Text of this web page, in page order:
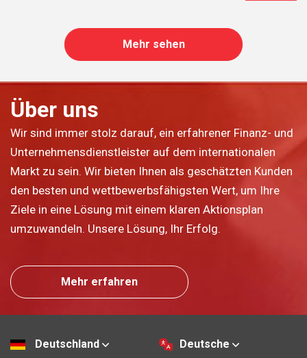
Mehr sehen
Über uns
Wir sind immer stolz darauf, ein erfahrener Finanz- und
Unternehmensdienstleister auf dem internationalen
Markt zu sein. Wir bieten Ihnen als geschätzten Kunden
den besten und wettbewerbsfähigsten Wert, um Ihre
Ziele in eine Lösung mit einem klaren Aktionsplan
umzuwandeln. Unsere Lösung, Ihr Erfolg.
Mehr erfahren
Deutschland Deutsche